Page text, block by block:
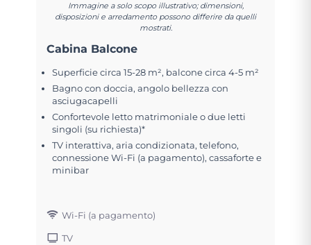
Immagine a solo scopo illustrativo; dimensioni,
disposizioni e arredamento possono differire da quelli
mostrati.
Cabina Balcone
Superficie circa 15-28 m², balcone circa 4-5 m²
Bagno con doccia, angolo bellezza con
asciugacapelli
Confortevole letto matrimoniale o due letti
singoli (su richiesta)*
TV interattiva, aria condizionata, telefono,
connessione Wi-Fi (a pagamento), cassaforte e
minibar
Wi-Fi (a pagamento)
TV